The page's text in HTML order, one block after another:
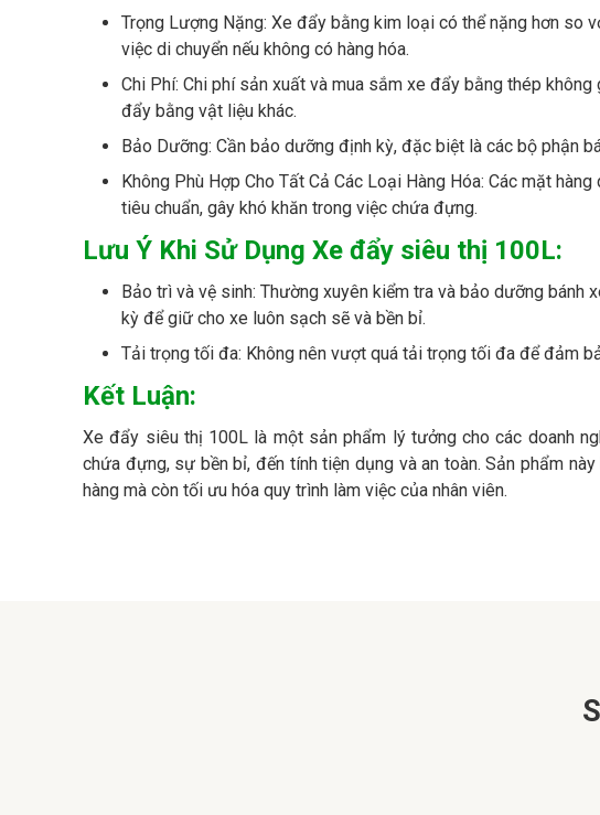
Trọng Lượng Nặng: Xe đẩy bằng kim loại có thể nặng hơn so
việc di chuyển nếu không có hàng hóa.
Chi Phí: Chi phí sản xuất và mua sắm xe đẩy bằng thép
đẩy bằng vật liệu khác.
Bảo Dưỡng: Cần bảo dưỡng định kỳ, đặc biệt là các bộ phận
Không Phù Hợp Cho Tất Cả Các Loại Hàng Hóa: Các mặt
tiêu chuẩn, gây khó khăn trong việc chứa đựng.
Lưu Ý Khi Sử Dụng Xe đẩy siêu thị 100L:
Bảo trì và vệ sinh: Thường xuyên kiểm tra và bảo dưỡng
kỳ để giữ cho xe luôn sạch sẽ và bền bỉ.
Tải trọng tối đa: Không nên vượt quá tải trọng tối đa để đảm
Kết Luận:
Xe đẩy siêu thị 100L là một sản phẩm lý tưởng cho các doanh
chứa đựng, sự bền bỉ, đến tính tiện dụng và an toàn. Sản phẩm
hàng mà còn tối ưu hóa quy trình làm việc của nhân viên.